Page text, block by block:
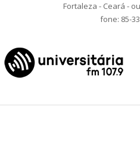
Fortaleza - Ceará -
fone: 85-